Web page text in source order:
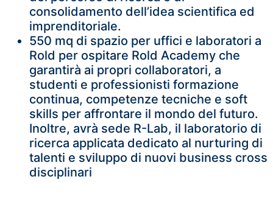
consolidamento dell’idea scientifica ed
imprenditoriale.
550 mq di spazio per uffici e laboratori a
Rold per ospitare Rold Academy che
garantirà ai propri collaboratori, a
studenti e professionisti formazione
continua, competenze tecniche e soft
skills per affrontare il mondo del futuro.
Inoltre, avrà sede R-Lab, il laboratorio di
ricerca applicata dedicato al nurturing di
talenti e sviluppo di nuovi business cross
disciplinari